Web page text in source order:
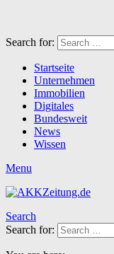
Search for:
Startseite
Unternehmen
Immobilien
Digitales
Bundesweit
News
Wissen
Menu
Search
Search for: